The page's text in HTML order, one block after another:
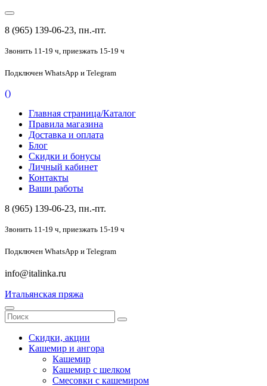
8 (965) 139-06-23, пн.-пт.
Звонить 11-19 ч, приезжать 15-19 ч
Подключен WhatsApp и Telegram
()
Главная страница/Каталог
Правила магазина
Доставка и оплата
Блог
Скидки и бонусы
Личный кабинет
Контакты
Ваши работы
8 (965) 139-06-23, пн.-пт.
Звонить 11-19 ч, приезжать 15-19 ч
Подключен WhatsApp и Telegram
info@italinka.ru
Итальянская пряжа
Скидки, акции
Кашемир и ангора
Кашемир
Кашемир с шелком
Смесовки с кашемиром